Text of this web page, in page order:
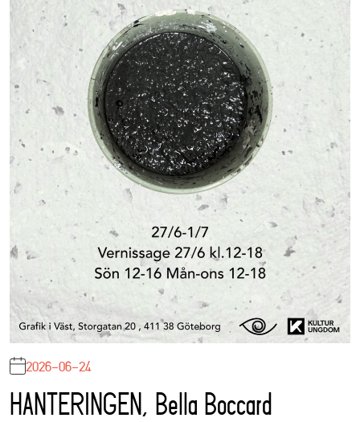
2026-06-24
HANTERINGEN, Bella Boccard